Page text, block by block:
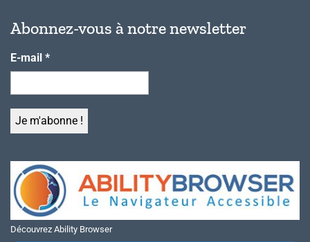
Abonnez-vous à notre newsletter
E-mail *
Découvrez Ability Browser